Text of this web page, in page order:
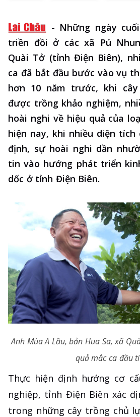
- Những ngày
triền đồi ở các xã Pú
Quài Tở (tỉnh Điện Biên),
ca đã bắt đầu bước vào vụ
hơn 10 năm trước, khi
được trồng khảo nghiệm,
hoài nghi về hiệu quả của
hiện nay, khi nhiều diện tích
định, sự hoài nghi dần
tin vào hướng phát triển
dốc ở tỉnh Điện Biên.
Anh Mùa A Lầu, bản Hua Sa, xã
quả mắc ca đầu
Thực hiện định hướng cơ
nghiệp, tỉnh Điện Biên xác
trong những cây trồng chủ